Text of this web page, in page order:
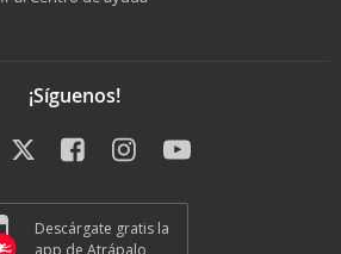
¡Síguenos!
Descárgate gratis la
app de Atrápalo